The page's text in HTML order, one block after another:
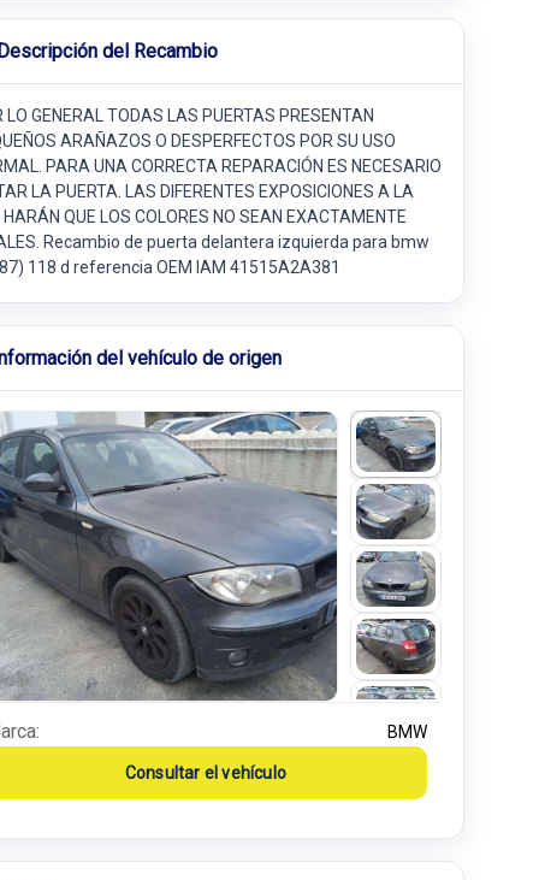
del Recambio
LO GENERAL TODAS LAS PUERTAS PRESENTAN
ARAÑAZOS O DESPERFECTOS POR SU USO
PARA UNA CORRECTA REPARACIÓN ES NECESARIO
LA PUERTA. LAS DIFERENTES EXPOSICIONES A LA
HARÁN QUE LOS COLORES NO SEAN EXACTAMENTE
Recambio de puerta delantera izquierda para bmw
118 d referencia OEM IAM 41515A2A381
del vehículo de origen
BMW
Consultar el vehículo